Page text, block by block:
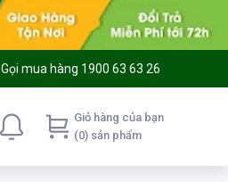
Gọi mua hàng 1900 63 63 26
Giỏ hàng của bạn
(0) sản phẩm